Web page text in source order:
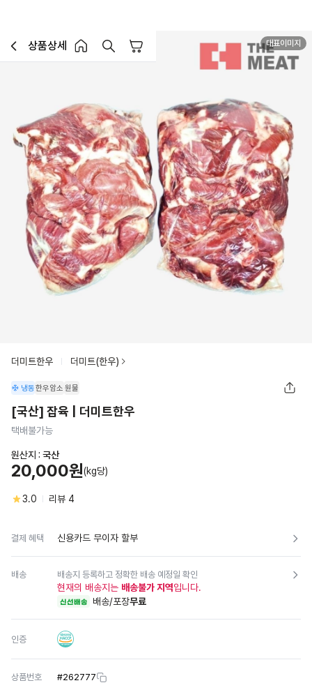
이전페이지로 이동
상품상세
홈 버튼홈 장바구니
대표이미지
더미트한우 더미트(한우)
냉동한우암소 원물
[국산] 잡육 | 더미트한우
택배불가능
원산지 : 국산
20,000원(kg당)
3.0 리뷰 4
결제 혜택 신용카드 무이자 할부
배송 배송지 등록하고 정확한 배송 예정일 확인
현재의 배송지는 배송불가 지역입니다.
신선배송 배송/포장무료
인증
상품번호 #262777